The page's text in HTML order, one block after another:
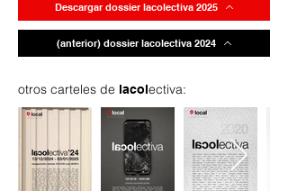
Descargar dossier lacolectiva 2025
(anterior) dossier lacolectiva 2024
otros carteles de lacolectiva: